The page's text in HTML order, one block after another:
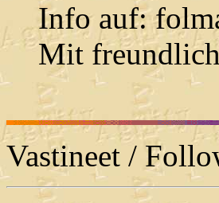
Info auf:
Mit
Vastineet /